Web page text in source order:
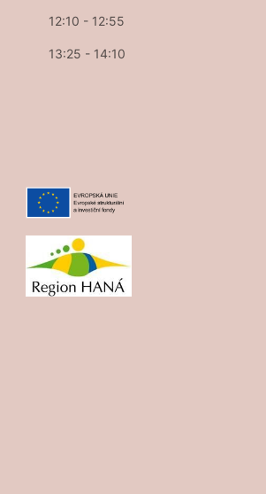
12:10 - 12:55
13:25 - 14:10